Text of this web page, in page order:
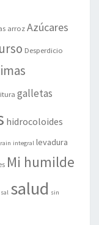
arrozAzúcares
Desperdicio
galletas
hidrocoloides
integral levadura
Mi humilde
sal salud sin